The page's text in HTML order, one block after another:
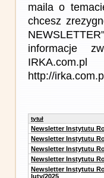
maila o
chcesz
informacje
http://
tytuł
Newsletter Instytutu
Newsletter Instytutu
Newsletter Instytutu
Newsletter Instytutu
Newsletter Instytutu
luty/2025